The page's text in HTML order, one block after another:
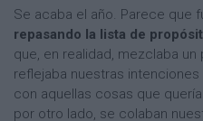
Se acaba el año. Parece que
repasando la lista de
que, en realidad, mezclaba
reflejaba nuestras
con aquellas cosas que
por otro lado, se colaban